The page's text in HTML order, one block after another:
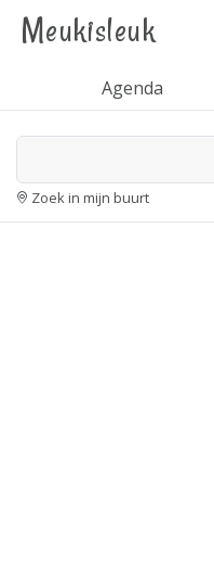
Meukisleuk
Agenda
Zoek in mijn buurt